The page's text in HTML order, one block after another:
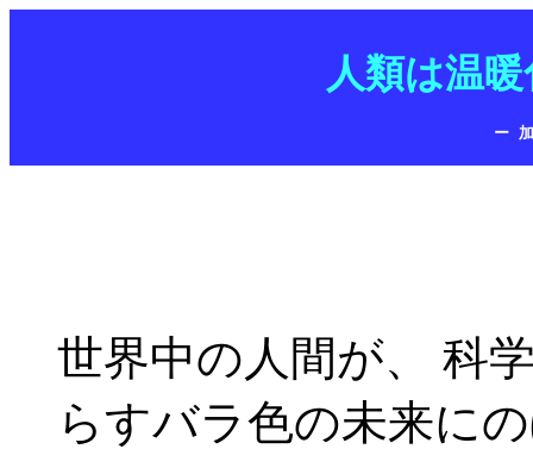
人類は温
ー
世界中の人間が、 科
らすバラ色の未来に